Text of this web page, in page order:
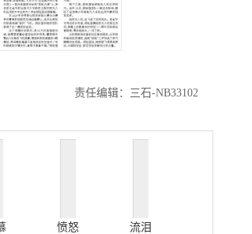
责任编辑：三石-NB33102
愤怒 流泪